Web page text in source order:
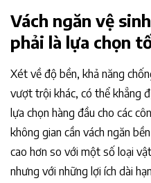
Vách ngăn vệ
phải là lựa chọn
Xét về độ bền, khả năng
vượt trội khác, có thể khẳng
lựa chọn hàng đầu cho các
không gian cần vách ngăn
cao hơn so với một số loại
nhưng với những lợi ích dài